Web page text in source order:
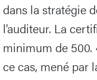
dans la stratégie
l’auditeur. La
minimum de 500.
ce cas, mené par